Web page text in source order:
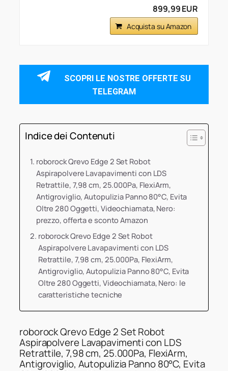
899,99 EUR
Acquista su Amazon
SCOPRI LE NOSTRE OFFERTE SU
TELEGRAM
Indice dei Contenuti
roborock Qrevo Edge 2 Set Robot
Aspirapolvere Lavapavimenti con LDS
Retrattile, 7,98 cm, 25.000Pa, FlexiArm,
Antigroviglio, Autopulizia Panno 80°C, Evita
Oltre 280 Oggetti, Videochiamata, Nero:
prezzo, offerta e sconto Amazon
roborock Qrevo Edge 2 Set Robot
Aspirapolvere Lavapavimenti con LDS
Retrattile, 7,98 cm, 25.000Pa, FlexiArm,
Antigroviglio, Autopulizia Panno 80°C, Evita
Oltre 280 Oggetti, Videochiamata, Nero: le
caratteristiche tecniche
roborock Qrevo Edge 2 Set Robot
Aspirapolvere Lavapavimenti con LDS
Retrattile, 7,98 cm, 25.000Pa, FlexiArm,
Antigroviglio, Autopulizia Panno 80°C, Evita